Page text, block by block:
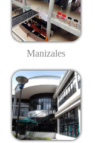
Manizales